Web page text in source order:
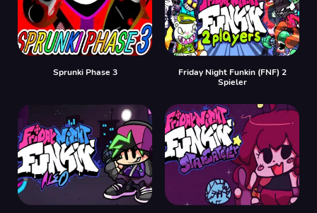
Sprunki Phase 3
Friday Night Funkin (FNF) 2
Spieler